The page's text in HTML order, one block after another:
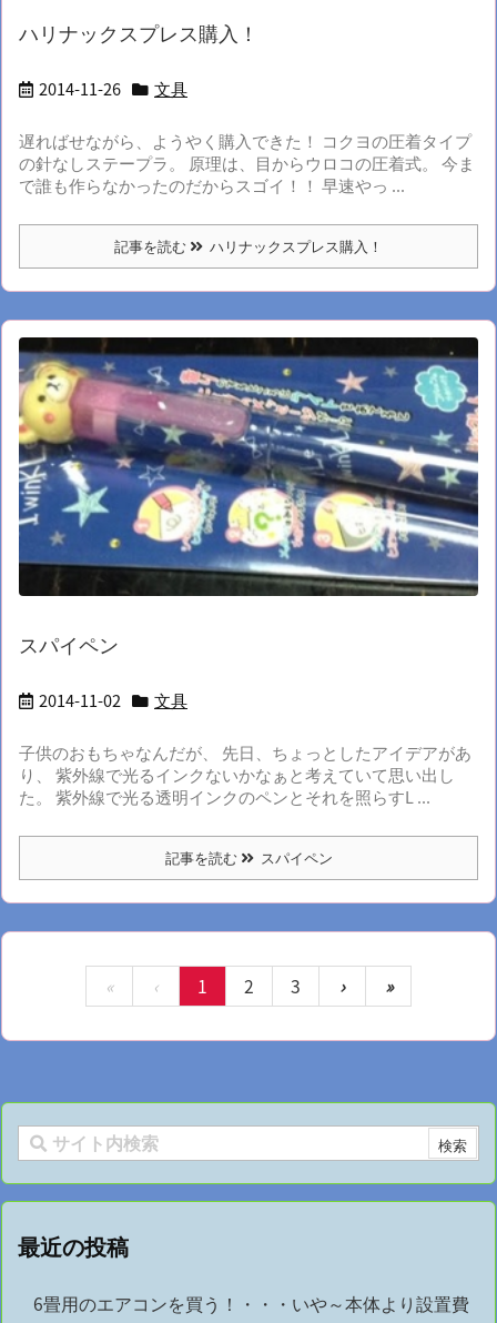
ハリナックスプレス購入！
2014-11-26 文具
遅ればせながら、ようやく購入できた！ コクヨの圧着タイプ
の針なしステープラ。 原理は、目からウロコの圧着式。 今ま
で誰も作らなかったのだからスゴイ！！ 早速やっ ...
記事を読む ハリナックスプレス購入！
スパイペン
2014-11-02 文具
子供のおもちゃなんだが、 先日、ちょっとしたアイデアがあ
り、 紫外線で光るインクないかなぁと考えていて思い出し
た。 紫外線で光る透明インクのペンとそれを照らすL ...
記事を読む スパイペン
« ‹ 1 2 3 › »
最近の投稿
6畳用のエアコンを買う！・・・いや～本体より設置費